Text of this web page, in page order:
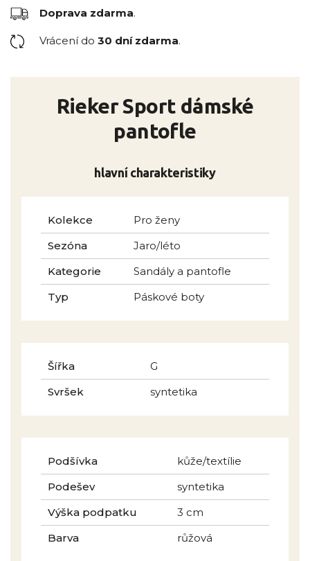
Doprava zdarma.
Vrácení do 30 dní zdarma.
Rieker Sport dámské
pantofle
hlavní charakteristiky
Kolekce
Pro ženy
Sezóna
Jaro/léto
Kategorie
Sandály a pantofle
Typ
Páskové boty
Šířka
G
Svršek
syntetika
Podšívka
kůže/textílie
Podešev
syntetika
Výška podpatku
3 cm
Barva
růžová